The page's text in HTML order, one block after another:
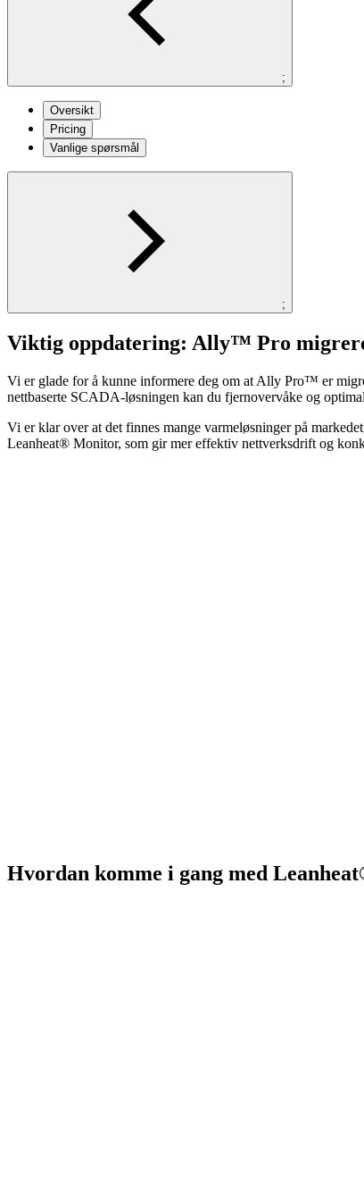
;
Oversikt
Pricing
Vanlige spørsmål
;
Viktig oppdatering: Ally™ Pro
Vi er glade for å kunne informere deg om at Ally Pro™ er
nettbaserte SCADA-løsningen kan du fjernovervåke og
Vi er klar over at det finnes mange varmeløsninger på
Leanheat® Monitor, som gir mer effektiv nettverksdrift og
Hvordan komme i gang med